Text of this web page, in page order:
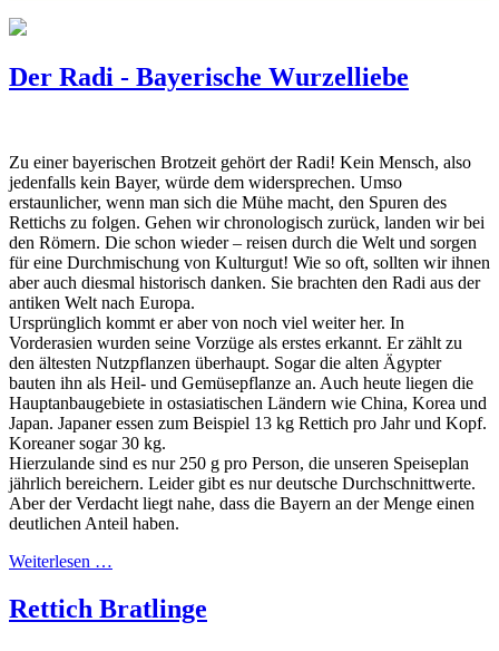
Der Radi - Bayerische Wurzelliebe
Zu einer bayerischen Brotzeit gehört der Radi! Kein Mensch, also
jedenfalls kein Bayer, würde dem widersprechen. Umso
erstaunlicher, wenn man sich die Mühe macht, den Spuren des
Rettichs zu folgen. Gehen wir chronologisch zurück, landen wir bei
den Römern. Die schon wieder – reisen durch die Welt und sorgen
für eine Durchmischung von Kulturgut! Wie so oft, sollten wir ihnen
aber auch diesmal historisch danken. Sie brachten den Radi aus der
antiken Welt nach Europa.
Ursprünglich kommt er aber von noch viel weiter her. In
Vorderasien wurden seine Vorzüge als erstes erkannt. Er zählt zu
den ältesten Nutzpflanzen überhaupt. Sogar die alten Ägypter
bauten ihn als Heil- und Gemüsepflanze an. Auch heute liegen die
Hauptanbaugebiete in ostasiatischen Ländern wie China, Korea und
Japan. Japaner essen zum Beispiel 13 kg Rettich pro Jahr und Kopf.
Koreaner sogar 30 kg.
Hierzulande sind es nur 250 g pro Person, die unseren Speiseplan
jährlich bereichern. Leider gibt es nur deutsche Durchschnittwerte.
Aber der Verdacht liegt nahe, dass die Bayern an der Menge einen
deutlichen Anteil haben.
Weiterlesen …
Rettich Bratlinge